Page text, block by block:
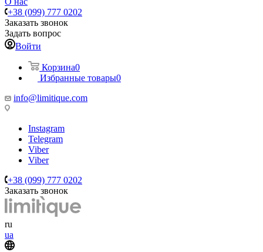
+38 (099) 777 0202
Заказать звонок
Задать вопрос
Войти
Корзина0
Избранные товары0
info@limitique.com
Instagram
Telegram
Viber
Viber
+38 (099) 777 0202
Заказать звонок
ru
ua